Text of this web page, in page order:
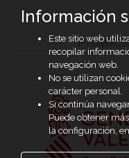
Información
Este sitio web
recopilar
navegación web.
No se utilizan
carácter personal.
Si continúa
Puede obtener
la configuración,